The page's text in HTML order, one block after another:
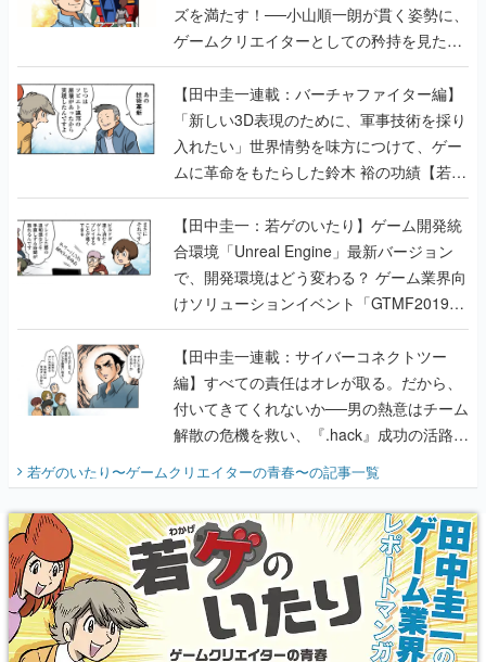
ズを満たす！──小山順一朗が貫く姿勢に、
ゲームクリエイターとしての矜持を見た
【若ゲのいたり最終回】
【田中圭一連載：バーチャファイター編】
「新しい3D表現のために、軍事技術を採り
入れたい」世界情勢を味方につけて、ゲー
ムに革命をもたらした鈴木 裕の功績【若ゲ
のいたり】
【田中圭一：若ゲのいたり】ゲーム開発統
合環境「Unreal Engine」最新バージョン
で、開発環境はどう変わる？ ゲーム業界向
けソリューションイベント「GTMF2019」
に行って、より理解を深めよう【PR】
【田中圭一連載：サイバーコネクトツー
編】すべての責任はオレが取る。だから、
付いてきてくれないか──男の熱意はチーム
解散の危機を救い、『.hack』成功の活路を
『少年ジャンプ』色だった【若ゲのいた
り】
若ゲのいたり〜ゲームクリエイターの青春〜の記事一覧